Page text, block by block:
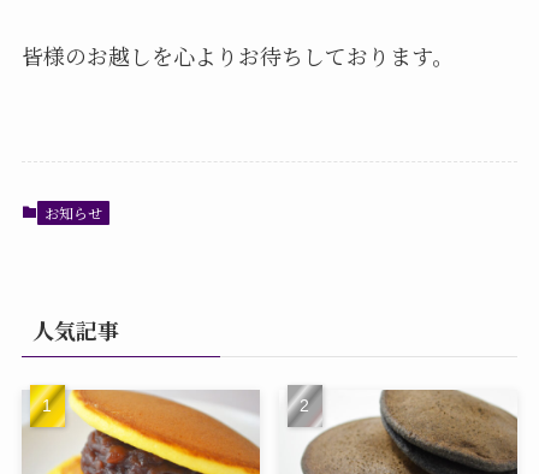
皆様のお越しを心よりお待ちしております。
お知らせ
人気記事